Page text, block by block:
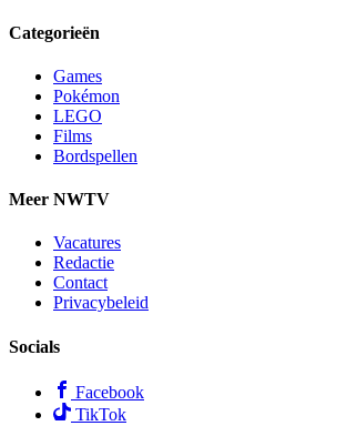
Categorieën
Games
Pokémon
LEGO
Films
Bordspellen
Meer NWTV
Vacatures
Redactie
Contact
Privacybeleid
Socials
Facebook
TikTok